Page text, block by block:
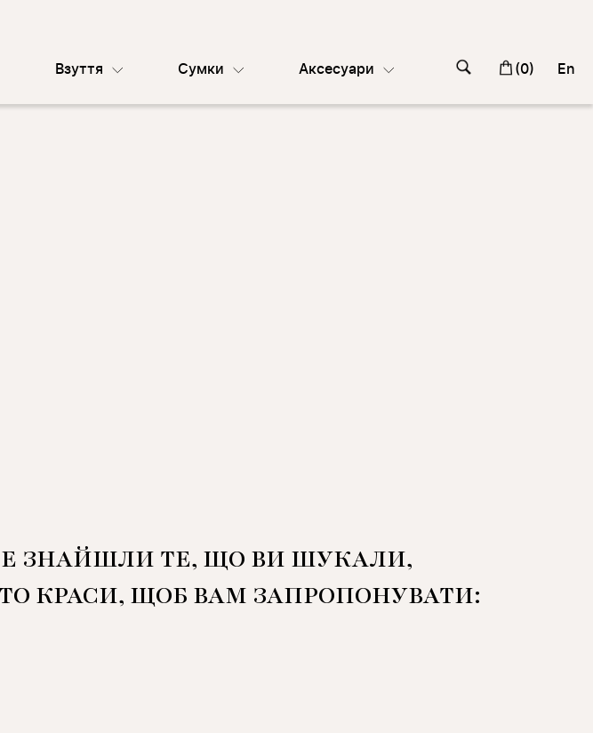
Взуття Сумки Аксесуари (0) En
ЗНАЙШЛИ ТЕ, ЩО ВИ ШУКАЛИ,
КРАСИ, ЩОБ ВАМ ЗАПРОПОНУВАТИ: